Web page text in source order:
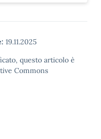
19.11.2025
questo articolo è
Commons